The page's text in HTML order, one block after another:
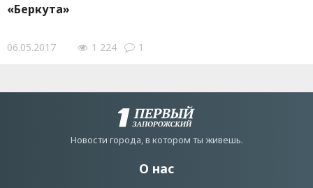
«Беркута»
06.05.2017 1 224 1
Новости города, в котором ты живешь.
О нас